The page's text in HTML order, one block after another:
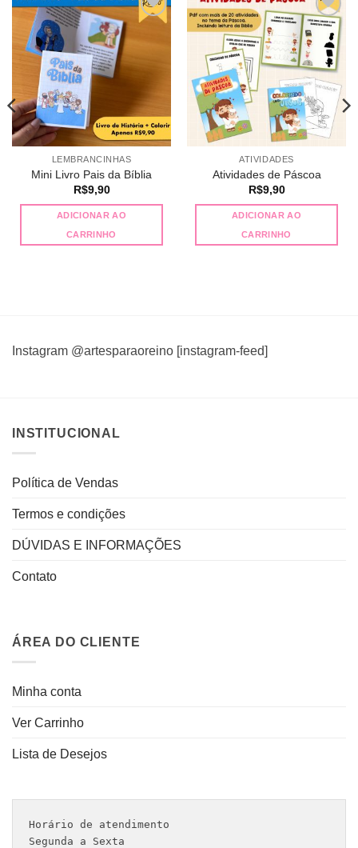
Adicionar
a lista de
LEMBRANCINHAS
Mini Livro Pais da Bíblia
R$9,90
ADICIONAR AO
CARRINHO
Adicionar
a lista de
desejos
ATIVIDADES
Atividades de Páscoa
R$9,90
ADICIONAR AO
CARRINHO
Instagram @artesparaoreino [instagram-feed]
INSTITUCIONAL
Política de Vendas
Termos e condições
DÚVIDAS E INFORMAÇÕES
Contato
ÁREA DO CLIENTE
Minha conta
Ver Carrinho
Lista de Desejos
Horário de atendimento
Segunda a Sexta